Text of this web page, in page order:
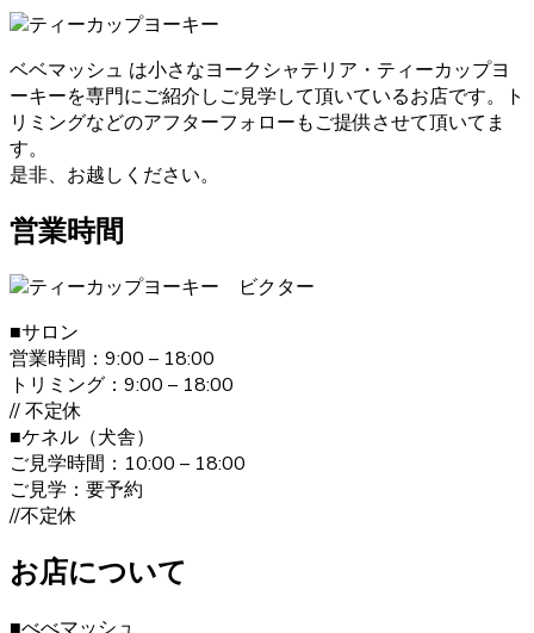
も安心してお迎えいただけます。ヨークシャーテリアのご
購入をお考えの際は、是非当店にご相談下さい。
2021.1.31
ヨークシャーテリアのご購入をお考えの際は、しっかり育
成としつけを行い、愛情たっぷりに接しているブリーダー
ベドールでは、ヨークシャーテリアたちの育成・販売を経
験豊富なブリーダーが行っていますのでご安心ください。
また、飼い主さんへ飼い方やしつけのレクチャーも致しま
す。ヨークシャーテリアのご購入をお考えの際は、是非当
店にご相談下さい。
2021.1.19
ヨークシャーテリアは何といっても美しい毛並みが大きな
特徴です。”動く宝石”と呼ばれとても上品な毛並みをしてい
ます。どんどん被毛は伸びてしまうので、定期的なお手入
れが必要です。伸びた被毛を結んだり、カットしたりと飼
い主の好みによってオシャレを楽しむことが出来ます。 ご
購入の際は、是非ベベドールへお問い合わせ下さい。
ベベマッシュ は小さなヨークシャテリア・ティーカップヨ
ーキーを専門にご紹介しご見学して頂いているお店です。ト
リミングなどのアフターフォローもご提供させて頂いてま
す。
是非、お越しください。
営業時間
■サロン
営業時間：9:00 – 18:00
トリミング：9:00 – 18:00
// 不定休
■ケネル（犬舎）
ご見学時間：10:00 – 18:00
ご見学：要予約
//不定休
お店について